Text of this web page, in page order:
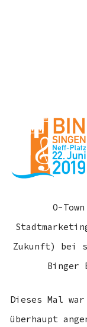
O-
Zukunft) bei
Binger
Dieses Mal
überhaupt